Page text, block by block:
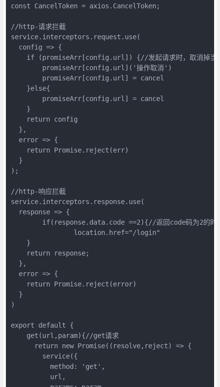
const CancelToken = axios.CancelToken;
//http-请求拦截
service.interceptors.request.use(
  config => {
if (promiseArr[config.url]) {//发起请求时，取消掉当
        promiseArr[config.url]('操作取消')
        promiseArr[config.url] = cancel
    }else{
        promiseArr[config.url] = cancel
    }
    return config
  },
  error => {
    return Promise.reject(err)
  }
);
//http-响应拦截
service.interceptors.response.use(
  response => {
    }
    return response;
  },
  error => {
    return Promise.reject(error)
  }
)
export default {
    get(url,param){//get请求
      return new Promise((resolve,reject) => {
        service({
          method: 'get',
          url,